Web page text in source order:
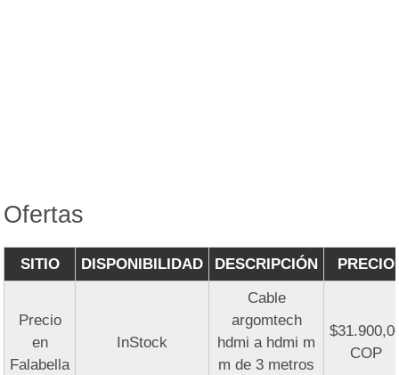
Ofertas
SITIO DISPONIBILIDAD DESCRIPCIÓN PRECIO
Precio
en
Falabella
InStock
Cable
argomtech
hdmi a hdmi m
m de 3 metros
COP